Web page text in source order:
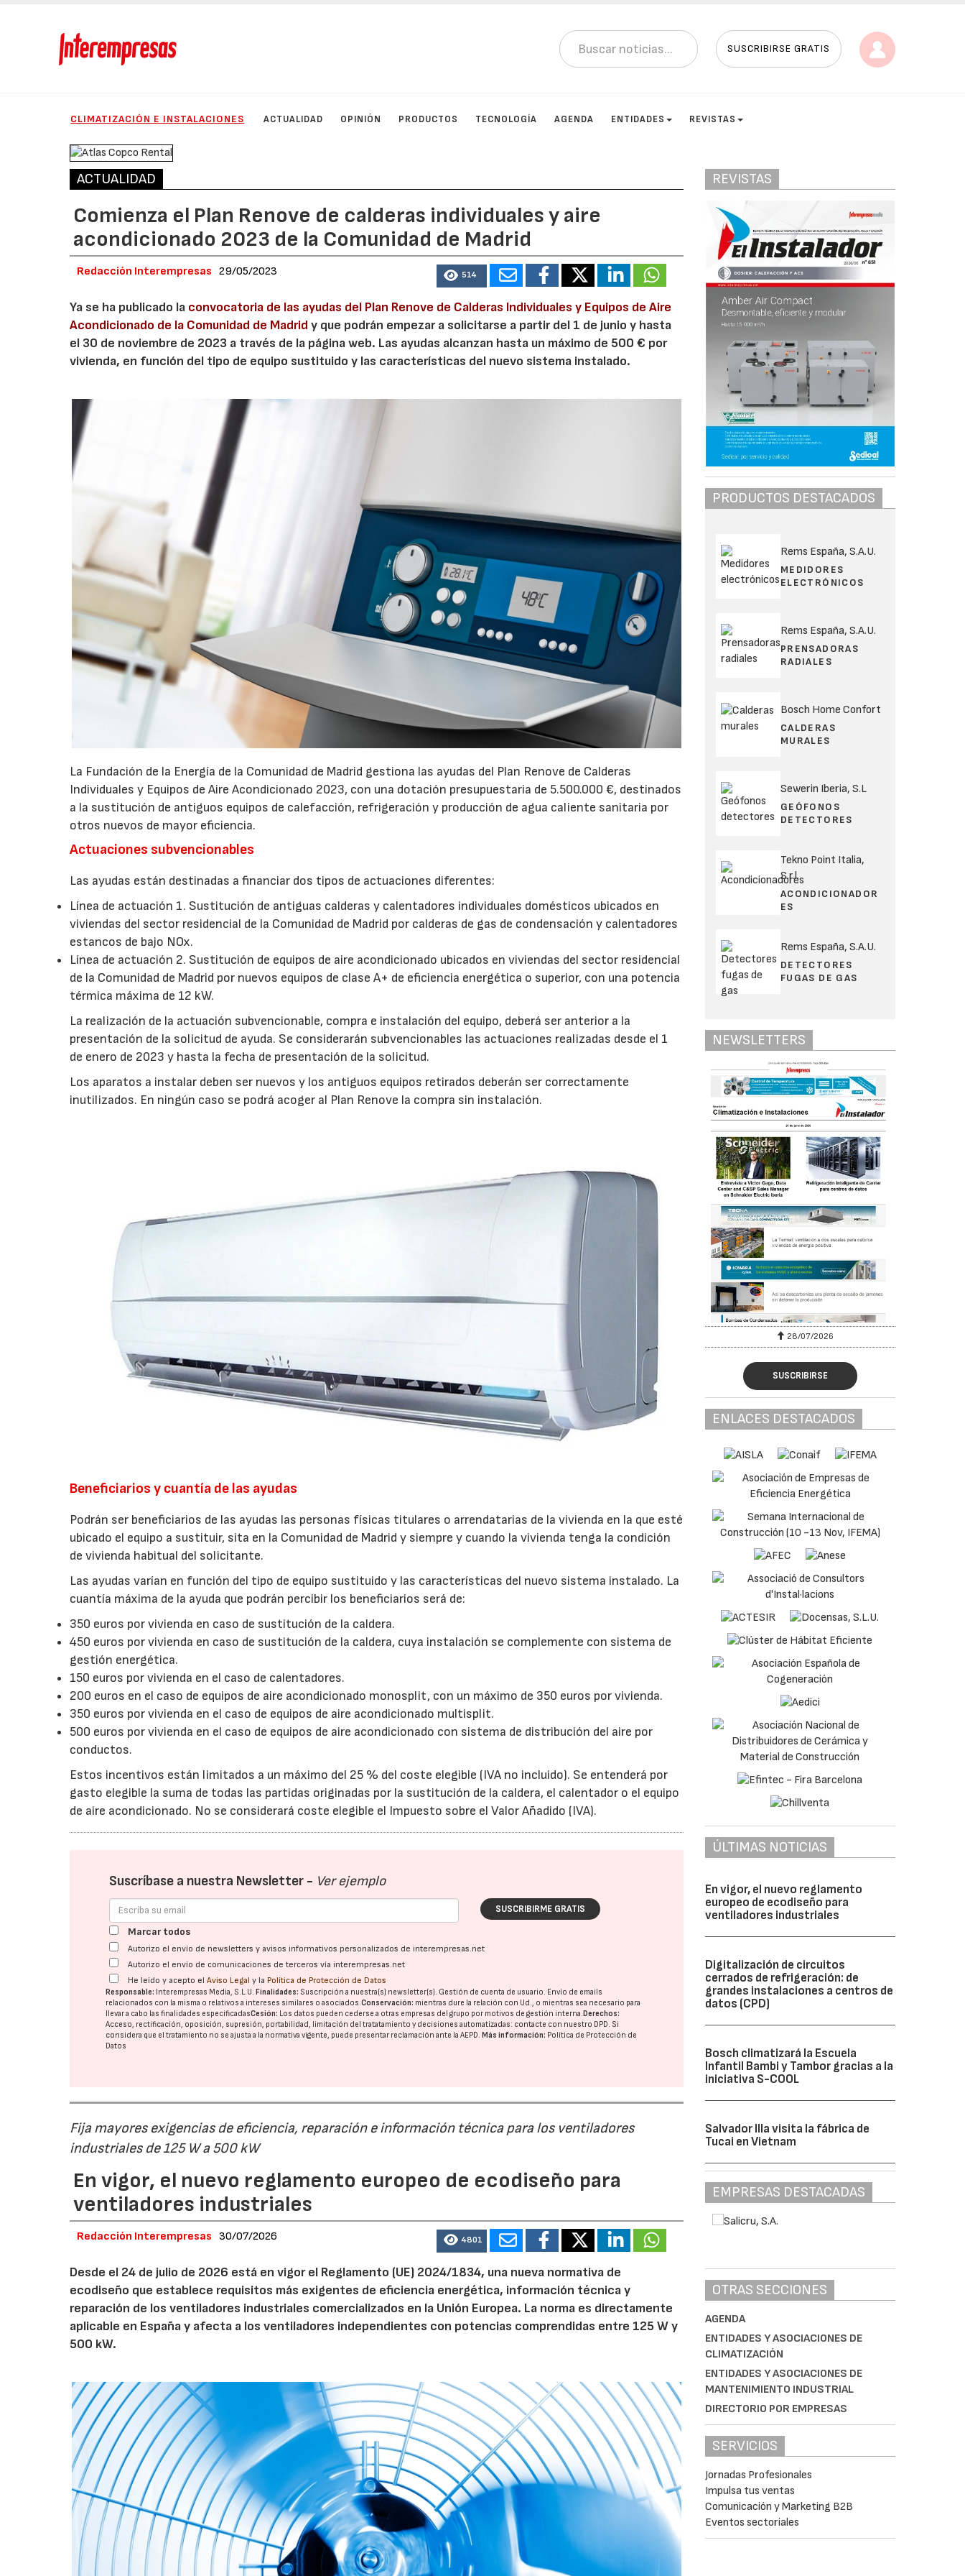
SUSCRIBIRSE GRATIS
CLIMATIZACIÓN E INSTALACIONES ACTUALIDAD OPINIÓN PRODUCTOS TECNOLOGÍA AGENDA ENTIDADES REVISTAS
ACTUALIDAD
Comienza el Plan Renove de calderas individuales y aire
acondicionado 2023 de la Comunidad de Madrid
Redacción Interempresas 29/05/2023 514
Ya se ha publicado la convocatoria de las ayudas del Plan Renove de Calderas Individuales y Equipos de Aire
Acondicionado de la Comunidad de Madridy que podrán empezar a solicitarse a partir del 1 de junio y hasta
el 30 de noviembre de 2023 a través de la página web. Las ayudas alcanzan hasta un máximo de 500 € por
vivienda, en función del tipo de equipo sustituido y las características del nuevo sistema instalado.
La Fundación de la Energía de la Comunidad de Madrid gestiona las ayudas del Plan Renove de Calderas
Individuales y Equipos de Aire Acondicionado 2023, con una dotación presupuestaria de 5.500.000 €, destinados
a la sustitución de antiguos equipos de calefacción, refrigeración y producción de agua caliente sanitaria por
otros nuevos de mayor eficiencia.
Actuaciones subvencionables
Las ayudas están destinadas a financiar dos tipos de actuaciones diferentes:
Línea de actuación 1. Sustitución de antiguas calderas y calentadores individuales domésticos ubicados en
viviendas del sector residencial de la Comunidad de Madrid por calderas de gas de condensación y calentadores
estancos de bajo NOx.
Línea de actuación 2. Sustitución de equipos de aire acondicionado ubicados en viviendas del sector residencial
de la Comunidad de Madrid por nuevos equipos de clase A+ de eficiencia energética o superior, con una potencia
térmica máxima de 12 kW.
La realización de la actuación subvencionable, compra e instalación del equipo, deberá ser anterior a la
presentación de la solicitud de ayuda. Se considerarán subvencionables las actuaciones realizadas desde el 1
de enero de 2023 y hasta la fecha de presentación de la solicitud.
Los aparatos a instalar deben ser nuevos y los antiguos equipos retirados deberán ser correctamente
inutilizados. En ningún caso se podrá acoger al Plan Renove la compra sin instalación.
Beneficiarios y cuantía de las ayudas
Podrán ser beneficiarios de las ayudas las personas físicas titulares o arrendatarias de la vivienda en la que esté
ubicado el equipo a sustituir, sita en la Comunidad de Madrid y siempre y cuando la vivienda tenga la condición
de vivienda habitual del solicitante.
Las ayudas varían en función del tipo de equipo sustituido y las características del nuevo sistema instalado. La
cuantía máxima de la ayuda que podrán percibir los beneficiarios será de:
350 euros por vivienda en caso de sustitución de la caldera.
450 euros por vivienda en caso de sustitución de la caldera, cuya instalación se complemente con sistema de
gestión energética.
150 euros por vivienda en el caso de calentadores.
200 euros en el caso de equipos de aire acondicionado monosplit, con un máximo de 350 euros por vivienda.
350 euros por vivienda en el caso de equipos de aire acondicionado multisplit.
500 euros por vivienda en el caso de equipos de aire acondicionado con sistema de distribución del aire por
conductos.
Estos incentivos están limitados a un máximo del 25 % del coste elegible (IVA no incluido). Se entenderá por
gasto elegible la suma de todas las partidas originadas por la sustitución de la caldera, el calentador o el equipo
de aire acondicionado. No se considerará coste elegible el Impuesto sobre el Valor Añadido (IVA).
Suscríbase a nuestra Newsletter - Ver ejemplo
SUSCRIBIRME GRATIS
Marcar todos
Autorizo el envío de newsletters y avisos informativos personalizados de interempresas.net
Autorizo el envío de comunicaciones de terceros vía interempresas.net
He leído y acepto elAviso Legal y la Política de Protección de Datos
Responsable: Interempresas Media, S.L.U.Finalidades: Suscripción a nuestra(s) newsletter(s). Gestión de cuenta de usuario. Envío de emails
relacionados con la misma o relativos a intereses similares o asociados.Conservación: mientras dure la relación con Ud., o mientras sea necesario para
llevar a cabo las finalidades especificadasCesión: Los datos pueden cederse a otras empresas del grupo por motivos de gestión interna.Derechos:
Acceso, rectificación, oposición, supresión, portabilidad, limitación del tratatamiento y decisiones automatizadas: contacte con nuestro DPD. Si
considera que el tratamiento no se ajusta a la normativa vigente, puede presentar reclamación ante laAEPD.Más información: Política de Protección de
Datos
Fija mayores exigencias de eficiencia, reparación e información técnica para los ventiladores
industriales de 125 W a 500 kW
En vigor, el nuevo reglamento europeo de ecodiseño para
ventiladores industriales
Redacción Interempresas 30/07/2026 4801
Desde el 24 de julio de 2026 está en vigor el Reglamento (UE) 2024/1834, una nueva normativa de
ecodiseño que establece requisitos más exigentes de eficiencia energética, información técnica y
reparación de los ventiladores industriales comercializados en la Unión Europea. La norma es directamente
aplicable en España y afecta a los ventiladores independientes con potencias comprendidas entre 125 W y
500 kW.
REVISTAS
PRODUCTOS DESTACADOS
Rems España, S.A.U.
MEDIDORES
ELECTRÓNICOS
Rems España, S.A.U.
PRENSADORAS
RADIALES
Bosch Home Confort
CALDERAS
MURALES
Sewerin Iberia, S.L
GEÓFONOS
DETECTORES
Tekno Point Italia,
S.r.l.
ACONDICIONADOR
ES
Rems España, S.A.U.
DETECTORES
FUGAS DE GAS
NEWSLETTERS
28/07/2026
SUSCRIBIRSE
ENLACES DESTACADOS
ÚLTIMAS NOTICIAS
En vigor, el nuevo reglamento
europeo de ecodiseño para
ventiladores industriales
Digitalización de circuitos
cerrados de refrigeración: de
grandes instalaciones a centros de
datos (CPD)
Bosch climatizará la Escuela
Infantil Bambi y Tambor gracias a la
iniciativa S-COOL
Salvador Illa visita la fábrica de
Tucai en Vietnam
EMPRESAS DESTACADAS
OTRAS SECCIONES
AGENDA
ENTIDADES Y ASOCIACIONES DE
CLIMATIZACIÓN
ENTIDADES Y ASOCIACIONES DE
MANTENIMIENTO INDUSTRIAL
DIRECTORIO POR EMPRESAS
SERVICIOS
Jornadas Profesionales
Impulsa tus ventas
Comunicación y Marketing B2B
Eventos sectoriales